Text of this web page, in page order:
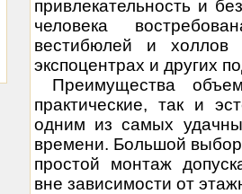
привлекательность и
человека
вестибюлей и холлов
экспоцентрах и других
Преимущества
практические, так и
одним из самых
времени. Большой
простой монтаж
вне зависимости от